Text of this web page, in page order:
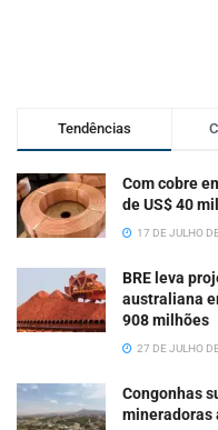
Tendências
Com cobre
de US$ 40
17 DE JULHO
BRE leva
australiana
908 milhões
27 DE JULHO
Congonhas
mineradoras